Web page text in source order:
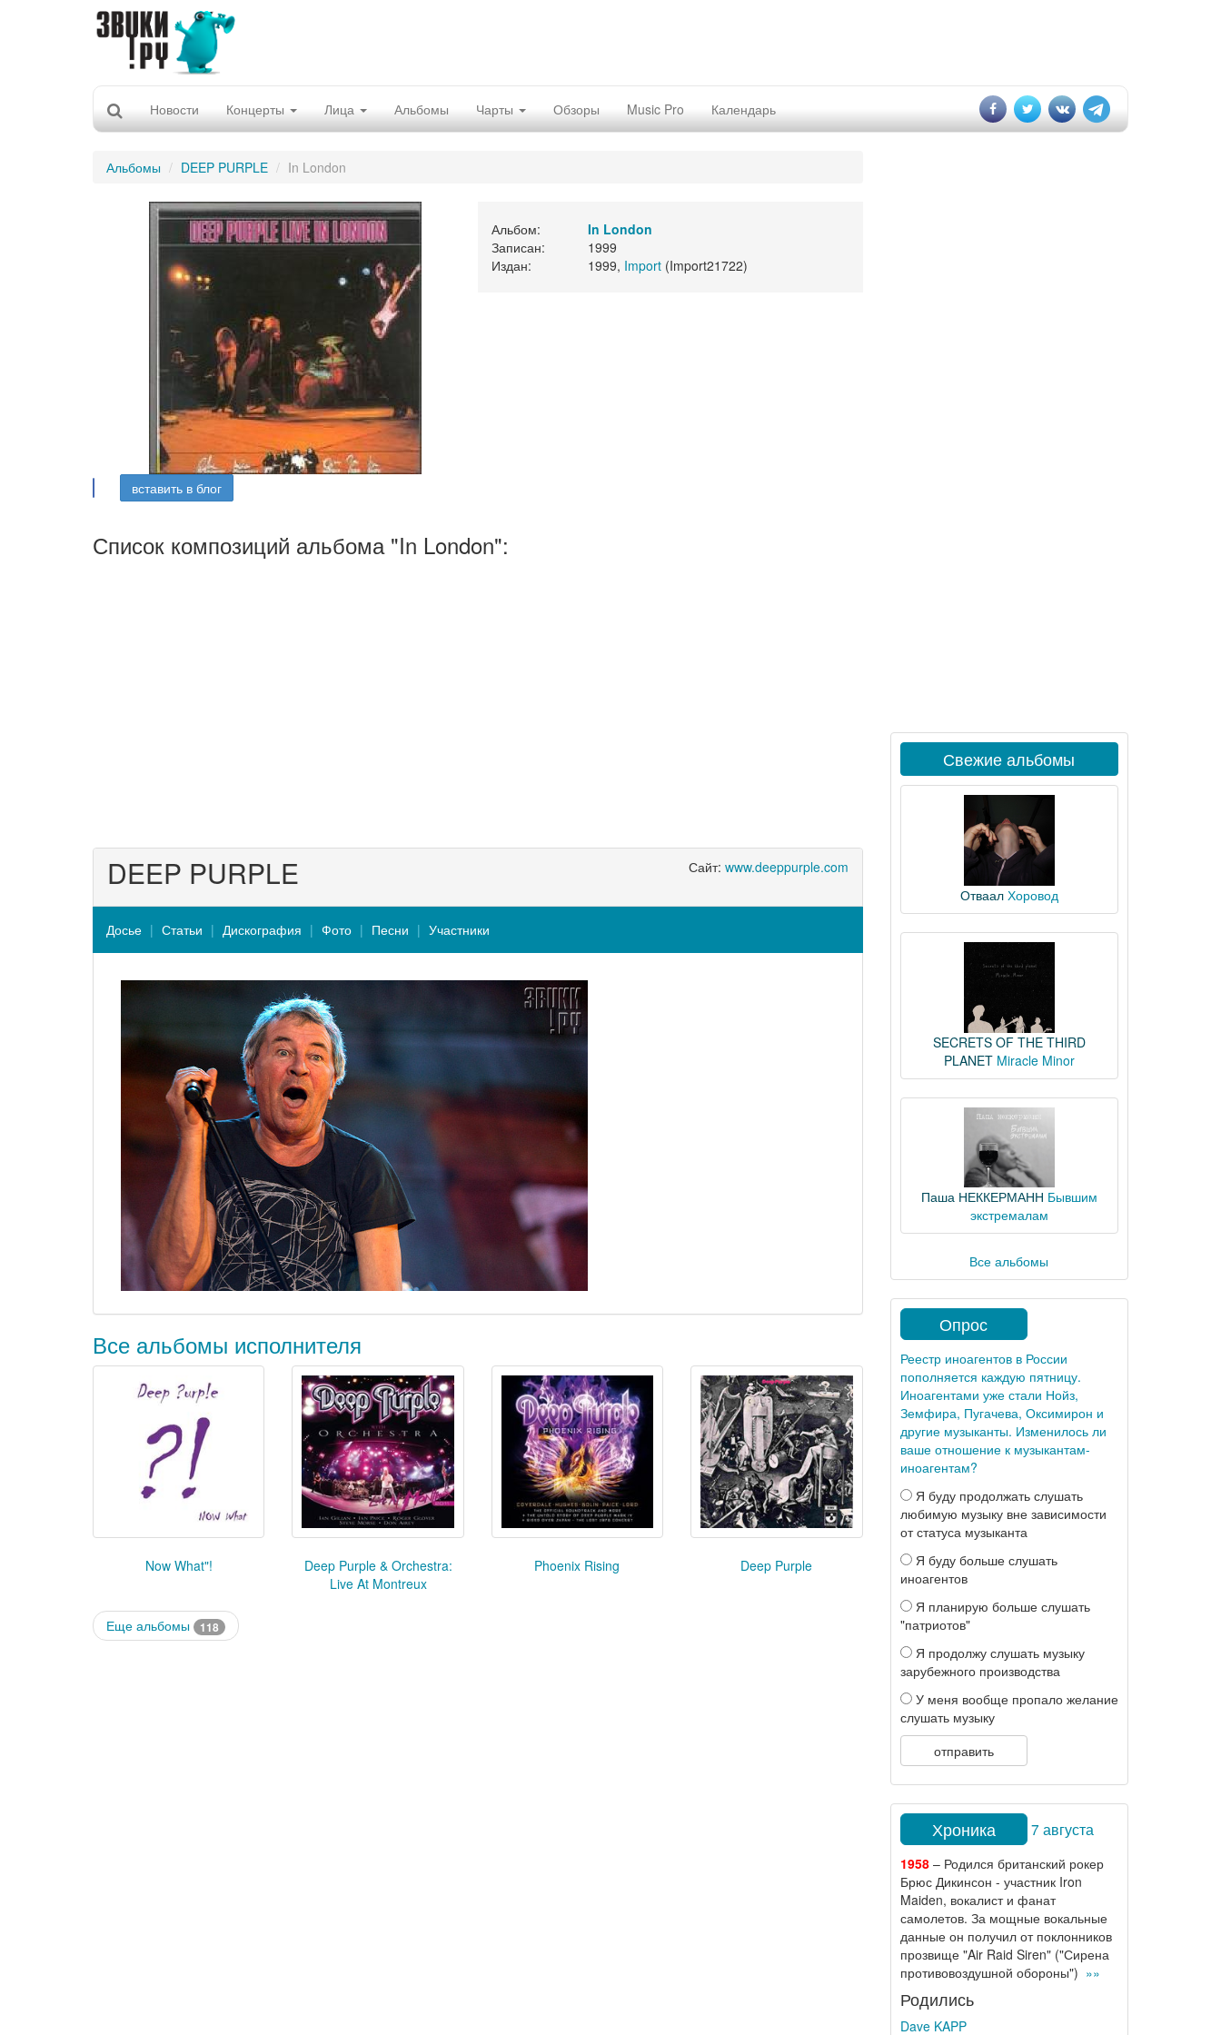
Новости Концерты Лица Альбомы Чарты Обзоры Music Pro Календарь
Альбомы DEEP PURPLE In London
Альбом:
In London
Записан:
1999
Издан:
1999, Import(Import21722)
вставить в блог
Список композиций альбома "In London":
Сайт: www.deeppurple.com
DEEP PURPLE
Досье Статьи Дискография Фото Песни Участники
Все альбомы исполнителя
Now What"!
Deep Purple & Orchestra:
Live At Montreux
Phoenix Rising Deep Purple
Еще альбомы 118
Свежие альбомы
Отваал Хоровод
SECRETS OF THE THIRD
PLANET Miracle Minor
Паша НЕККЕРМАНН Бывшим
экстремалам
Все альбомы
Опрос
Реестр иноагентов в России
пополняется каждую пятницу.
Иноагентами уже стали Нойз,
Земфира, Пугачева, Оксимирон и
другие музыканты. Изменилось ли
ваше отношение к музыкантам-
иноагентам?
Я буду продолжать слушать
любимую музыку вне зависимости
от статуса музыканта
Я буду больше слушать
иноагентов
Я планирую больше слушать
"патриотов"
Я продолжу слушать музыку
зарубежного производства
У меня вообще пропало желание
слушать музыку
отправить
Хроника 7 августа
1958– Родился британский рокер
Брюс Дикинсон - участник Iron
Maiden, вокалист и фанат
самолетов. За мощные вокальные
данные он получил от поклонников
прозвище "Air Raid Siren" ("Сирена
противовоздушной обороны") »»
Родились
Dave KAPP